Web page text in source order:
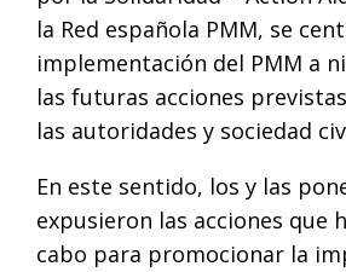
la Red española PMM, se
implementación del PMM a
las futuras acciones
las autoridades y sociedad
En este sentido, los y las
expusieron las acciones que
cabo para promocionar la